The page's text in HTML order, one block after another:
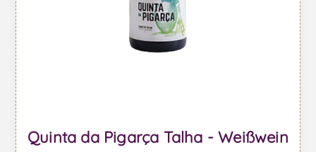
Quinta da Pigarça Talha - Weißwein